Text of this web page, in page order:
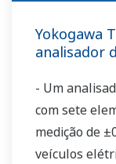
Yokogawa
analisador
- Um
com sete
medição de
veículos